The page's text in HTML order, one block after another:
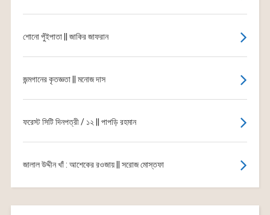
শোনো পুঁইপাতা || জাকির জাফরান
জন্মগানের কৃতজ্ঞতা || মনোজ দাস
ফরেস্ট সিটি দিনপত্রী / ১২ || পাপড়ি রহমান
জালাল উদ্দীন খাঁ : আশেকের রওজায় || সরোজ মোস্তফা